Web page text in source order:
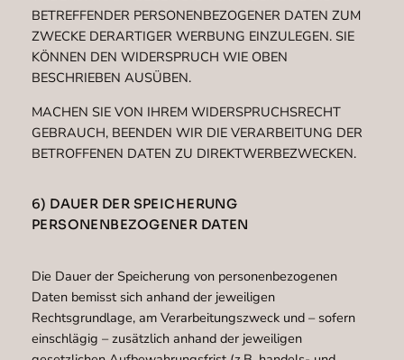
BETREFFENDER PERSONENBEZOGENER DATEN ZUM
ZWECKE DERARTIGER WERBUNG EINZULEGEN. SIE
KÖNNEN DEN WIDERSPRUCH WIE OBEN
BESCHRIEBEN AUSÜBEN.
MACHEN SIE VON IHREM WIDERSPRUCHSRECHT
GEBRAUCH, BEENDEN WIR DIE VERARBEITUNG DER
BETROFFENEN DATEN ZU DIREKTWERBEZWECKEN.
6) DAUER DER SPEICHERUNG
PERSONENBEZOGENER DATEN
Die Dauer der Speicherung von personenbezogenen
Daten bemisst sich anhand der jeweiligen
Rechtsgrundlage, am Verarbeitungszweck und – sofern
einschlägig – zusätzlich anhand der jeweiligen